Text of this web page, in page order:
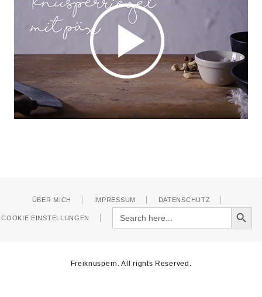
ÜBER MICH IMPRESSUM DATENSCHUTZ
COOKIE EINSTELLUNGEN
Search
for:
Search Button
Freiknuspern. All rights Reserved.